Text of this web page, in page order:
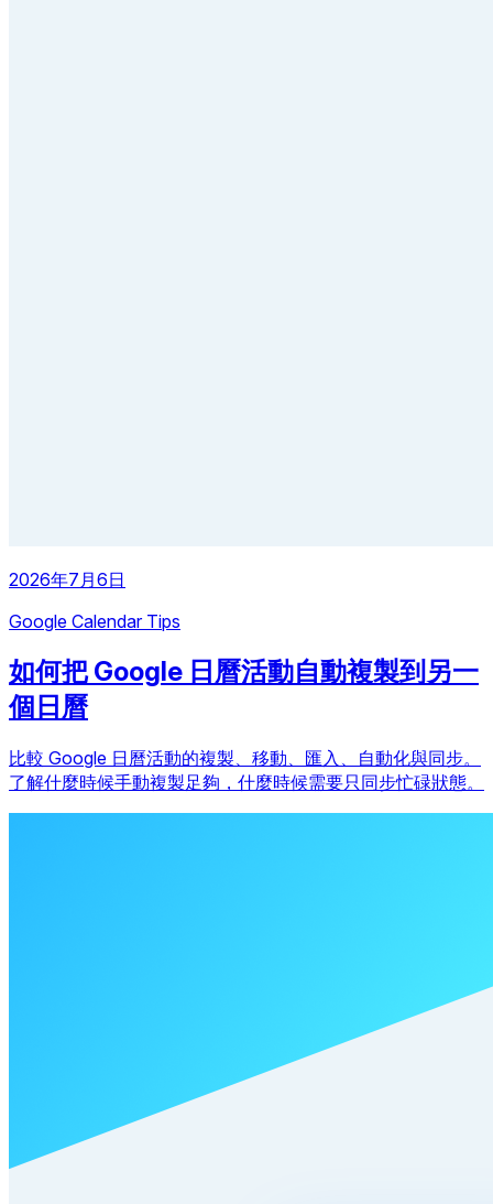
2026年7月6日
Google Calendar Tips
如何把 Google 日曆活動自動複製到另一
個日曆
比較 Google 日曆活動的複製、移動、匯入、自動化與同步。
了解什麼時候手動複製足夠，什麼時候需要只同步忙碌狀態。